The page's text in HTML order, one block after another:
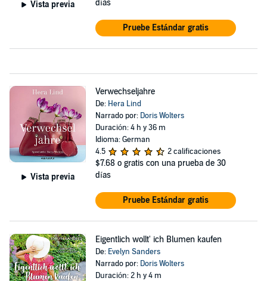
Vista previa días
Pruebe Estándar gratis
Vista previa
Verwechseljahre
De: Hera Lind
Narrado por: Doris Wolters
Duración: 4 h y 36 m
Idioma: German
4.5
2 calificaciones
$7.68 o gratis con una prueba de 30
días
Pruebe Estándar gratis
Eigentlich wollt' ich Blumen kaufen
De: Evelyn Sanders
Narrado por: Doris Wolters
Duración: 2 h y 4 m